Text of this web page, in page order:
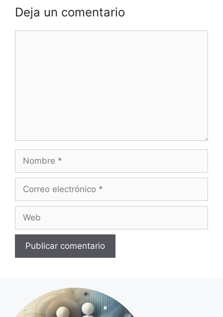
Deja un comentario
Nombre
Correo
Web